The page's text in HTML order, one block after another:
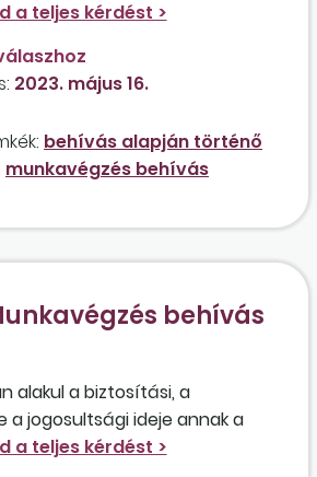
abban az
összesen csak 12
ez alapján 36.000 forintos
2023. május 16.
behívás alapján történő
munkavégzés behívás
behívás
alakul a biztosítási, a
a jogosultsági ideje annak a
aki behívás alapján történő